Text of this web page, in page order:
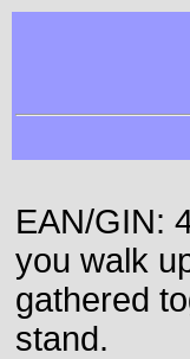
EAN/GIN:
you walk
gathered
stand.